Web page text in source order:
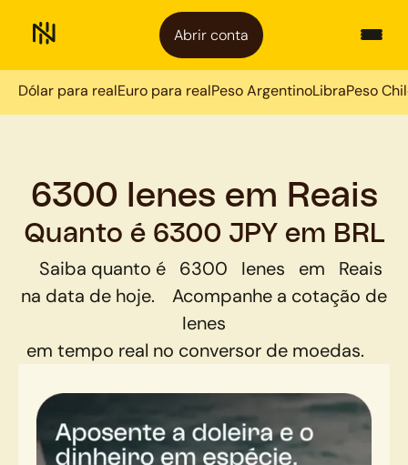
Abrir conta
Dólar para realEuro para realPeso ArgentinoLibraPeso
6300 Ienes em Reais
Quanto é 6300 JPY em BRL
Saiba quanto é 6300 Ienes em
Reais
na data de hoje.
Acompanhe a cotação de
Ienes
em tempo real no conversor de moedas.